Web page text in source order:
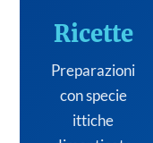
Ricette
Preparazioni
con specie
ittiche